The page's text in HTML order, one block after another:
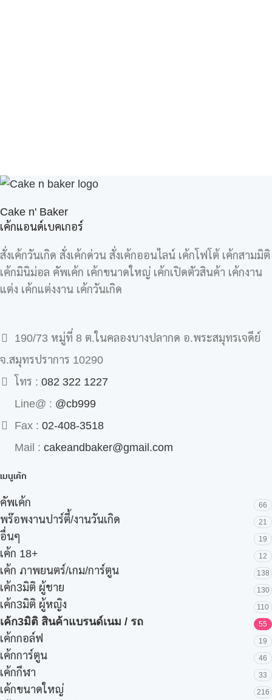
Cake n' Baker
เค้กแอนด์เบคเกอร์
สั่งเค้กวันเกิด สั่งเค้กด่วน สั่งเค้กออนไลน์ เค้กโฟโต้ เค้กสามมิติ
เค้กมินิม่อล คัพเค้ก เค้กขนาดใหญ่ เค้กเปิดตัวสินค้า เค้กงาน
แต่ง เค้กแต่งงาน เค้กวันเกิด
190/73 หมู่ที่ 8 ต.ในคลองบางปลากด อ.พระสมุทรเจดีย์
จ.สมุทรปราการ 10290
โทร : 082 322 1227
Line@ : @cb999
Fax : 02-408-3518
Mail : cakeandbaker@gmail.com
เมนูเค้ก
คัพเค้ก 66
พร๊อพงานปาร์ตี้/งานวันเกิด 21
อื่นๆ 19
เค้ก 18+ 12
เค้ก ภาพยนตร์/เกม/การ์ตูน 138
เค้ก3มิติ ผู้ชาย 130
เค้ก3มิติ ผู้หญิง 110
เค้ก3มิติ สินค้าแบรนด์เนม / รถ 55
เค้กกอล์ฟ 19
เค้กการ์ตูน 46
เค้กกีฬา 33
เค้กขนาดใหญ่ 216